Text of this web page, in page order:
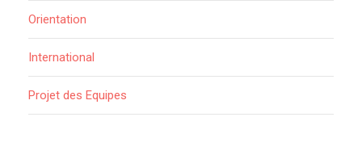
Orientation
International
Projet des Equipes